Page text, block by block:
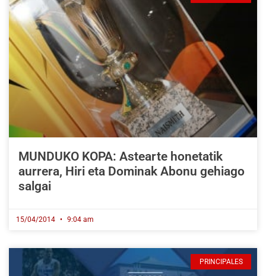
MUNDUKO KOPA: Astearte honetatik
aurrera, Hiri eta Dominak Abonu gehiago
salgai
15/04/2014 9:04 am
PRINCIPALES